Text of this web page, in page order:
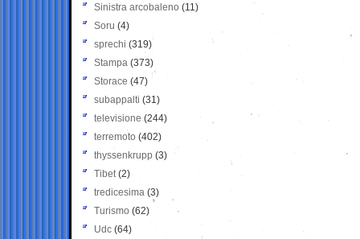
Sinistra arcobaleno (11)
Soru (4)
sprechi (319)
Stampa (373)
Storace (47)
subappalti (31)
televisione(244)
terremoto (402)
thyssenkrupp (3)
Tibet(2)
tredicesima (3)
Turismo (62)
Udc (64)